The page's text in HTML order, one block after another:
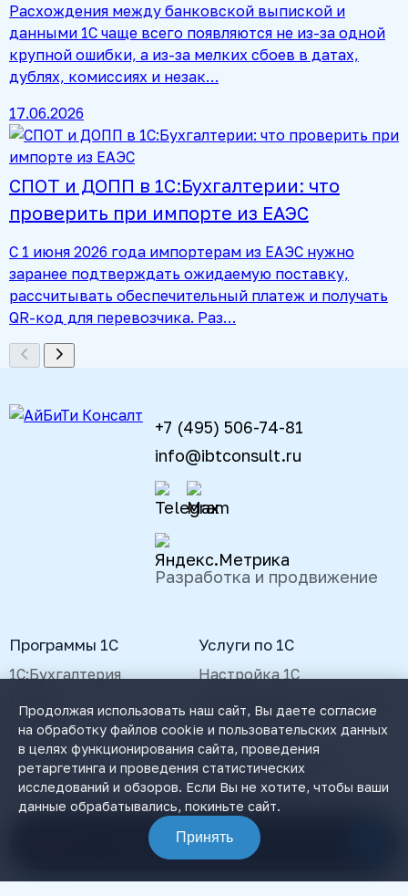
Расхождения между банковской выпиской и
данными 1С чаще всего появляются не из-за одной
крупной ошибки, а из-за мелких сбоев в датах,
дублях, комиссиях и незак…
17.06.2026
СПОТ и ДОПП в 1С:Бухгалтерии: что
проверить при импорте из ЕАЭС
С 1 июня 2026 года импортерам из ЕАЭС нужно
заранее подтверждать ожидаемую поставку,
рассчитывать обеспечительный платеж и получать
QR-код для перевозчика. Раз…
+7 (495) 506-74-81
info@ibtconsult.ru
Разработка и продвижение
Программы 1С
1С:Бухгалтерия
1С:ЗУП
1С:УНФ
1С:ЦРМ
1С:Розница
1С:Документооборот
1С:Управление Торговлей
Услуги по 1С
Настройка 1С
Реальная автоматизация
Доработка 1С
Сопровождение 1С
Интеграция 1С с сайтом
1С ИТС
Продолжая использовать наш сайт, Вы даете согласие
на обработку файлов cookie и пользовательских данных
в целях функционирования сайта, проведения
ретаргетинга и проведения статистических
исследований и обзоров. Если Вы не хотите, чтобы ваши
данные обрабатывались, покиньте сайт.
Принять
Связаться с менеджером